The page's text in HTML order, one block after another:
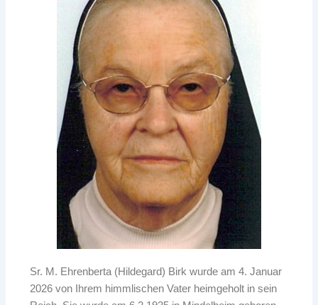
Sr. M. Ehrenberta (Hildegard) Birk wurde am 4. Januar
2026 von Ihrem himmlischen Vater heimgeholt in sein